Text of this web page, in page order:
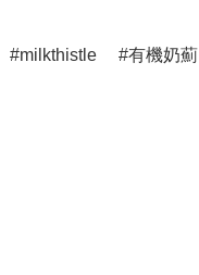
milkthistle 有機奶薊